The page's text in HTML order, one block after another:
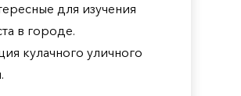
для изучения
в городе.
кулачного уличного